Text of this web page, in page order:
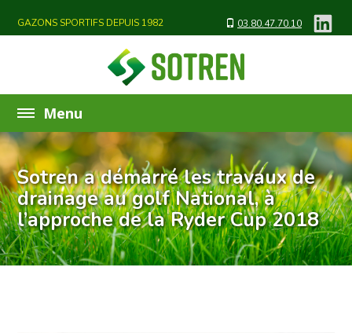
GAZONS SPORTIFS DEPUIS 1982 03.80.47.70.10
Sotren a démarré les travaux de
drainage au golf National, à
l’approche de la Ryder Cup 2018